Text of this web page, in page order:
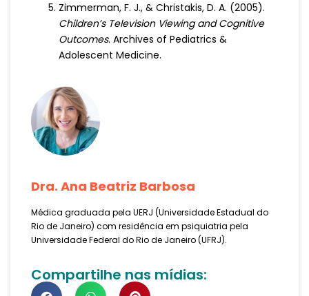
Zimmerman, F. J., & Christakis, D. A. (2005).
Children’s Television Viewing and Cognitive
Outcomes. Archives of Pediatrics &
Adolescent Medicine.
Dra. Ana Beatriz Barbosa
Médica graduada pela UERJ (Universidade Estadual do
Rio de Janeiro) com residência em psiquiatria pela
Universidade Federal do Rio de Janeiro (UFRJ).
Compartilhe nas mídias: